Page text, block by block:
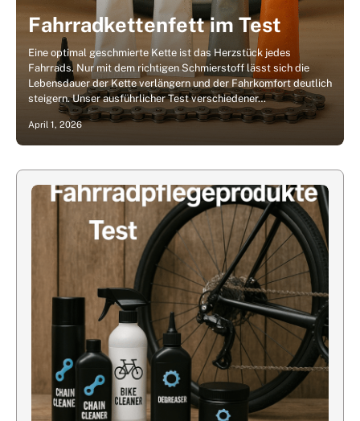
Fahrradkettenfett im Test
Eine optimal geschmierte Kette ist das Herzstück jedes
Fahrrads. Nur mit dem richtigen Schmierstoff lässt sich die
Lebensdauer der Kette verlängern und der Fahrkomfort deutlich
steigern. Unser ausführlicher Test verschiedener…
April 1, 2026